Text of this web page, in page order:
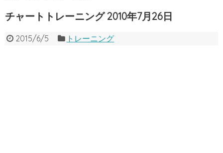
チャートトレーニング 2010年7月26日
2015/6/5 トレーニング